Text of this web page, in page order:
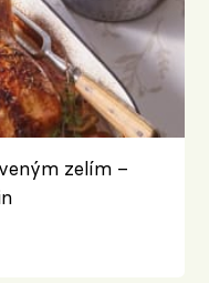
zelím –